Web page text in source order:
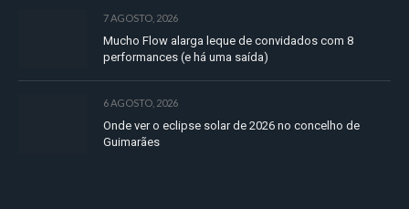
7 AGOSTO, 2026
Mucho Flow alarga leque de convidados com 8
performances (e há uma saída)
6 AGOSTO, 2026
Onde ver o eclipse solar de 2026 no concelho de
Guimarães